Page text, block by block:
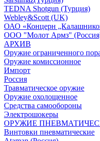
TEDNA Shotgun (Турция)
Webley&Scott (UK)
ОАО «Концерн
ООО "Молот Армз"
АРХИВ
Оружие ограниченного
Оружие комиссионное
Импорт
Россия
Травматическое оружие
Оружие охолощенное
Средства самообороны
Электрошокеры
ОРУЖИЕ
Винтовки пневматические